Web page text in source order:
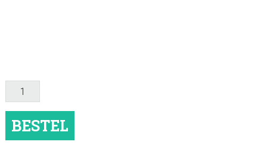
Goedkope
hondenpenning
aantal
BESTEL